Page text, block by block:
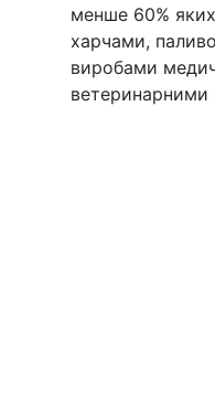
менше 60% яких
харчами,
виробами